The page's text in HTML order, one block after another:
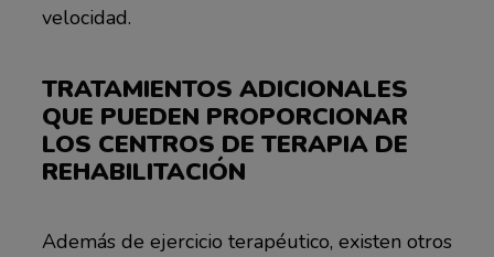
velocidad.
TRATAMIENTOS ADICIONALES
QUE PUEDEN PROPORCIONAR
LOS CENTROS DE TERAPIA DE
REHABILITACIÓN
Además de ejercicio terapéutico, existen otros